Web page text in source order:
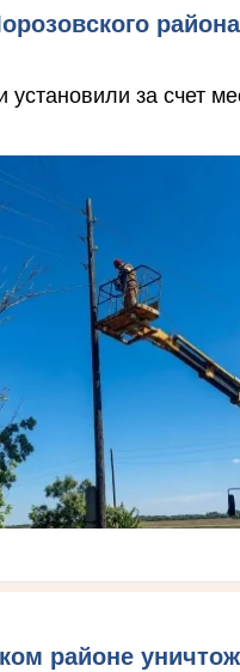
за счет
районе